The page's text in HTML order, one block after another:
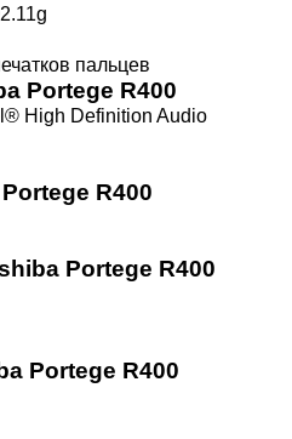
пальцев
Portege R400
High Definition Audio
R400
Portege R400
Portege R400